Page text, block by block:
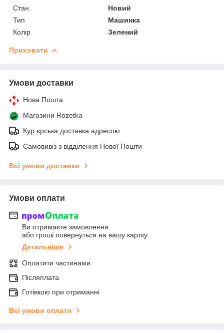
Стан
Новий
Тип
Машинка
Колір
Зелений
Приховати
Умови доставки
Нова Пошта
Магазини Rozetka
Кур єрська доставка адресою
Самовивіз з відділення Нової Пошти
Всі умови доставки
Умови оплати
Ви отримаєте замовлення
або гроші повернуться на вашу картку
Детальніше
Оплатити частинами
Післяплата
Готівкою при отриманні
Всі умови оплати